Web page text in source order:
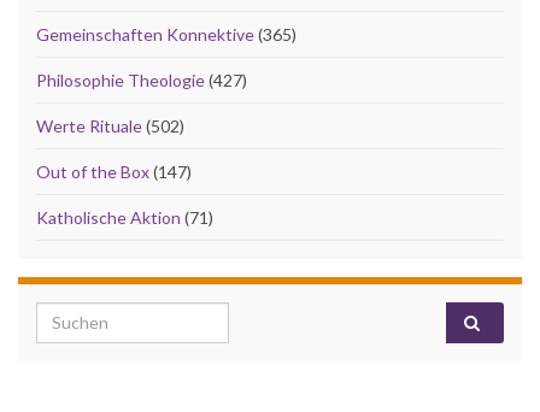
Gemeinschaften Konnektive(365)
Philosophie Theologie(427)
Werte Rituale(502)
Out of the Box(147)
Katholische Aktion (71)
Search for: